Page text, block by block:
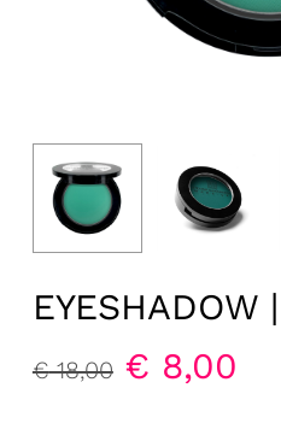
EYESHADOW
€18,00 Il
€ 8,00